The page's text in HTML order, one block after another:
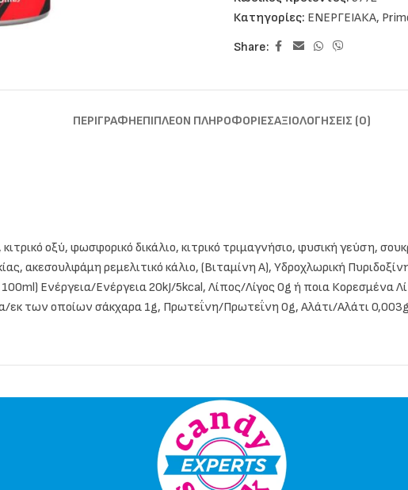
Κατηγορίες: ΕΝΕΡΓΕΙΑΚΑ,
Share:
ΠΕΡΙΓΡΑΦΉΕΠΙΠΛΈΟΝ ΠΛΗΡΟΦΟΡΊΕΣΑΞΙΟΛΟΓΉΣΕΙΣ (0)
οξύ, φωσφορικό δικάλιο, κιτρικό τριμαγνήσιο, φυσική γεύση,
ακεσουλφάμη ρεμελιτικό κάλιο, (Βιταμίνη Α), Υδροχλωρική
Ενέργεια/Ενέργεια 20kJ/5kcal, Λίπος/Λίγος 0g ή ποια
εκ των οποίων σάκχαρα 1g, Πρωτεΐνη/Πρωτεΐνη 0g, Αλάτι/Αλάτι